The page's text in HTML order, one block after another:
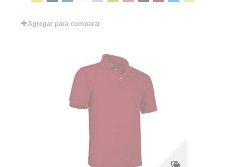
Agregar para comparar